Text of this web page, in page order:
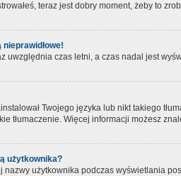
teraz jest dobry moment, żeby to
uwzględnia czas letni, a czas nadal jest
Twojego języka lub nikt takiego
tłumaczenie. Więcej informacji możesz
użytkownika?
użytkownika podczas wyświetlania